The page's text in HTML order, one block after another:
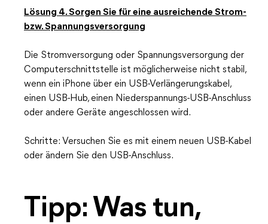
Lösung 4. Sorgen Sie für eine ausreichende Strom-
bzw. Spannungsversorgung
Die Stromversorgung oder Spannungsversorgung der
Computerschnittstelle ist möglicherweise nicht stabil,
wenn ein iPhone über ein USB-Verlängerungskabel,
einen USB-Hub, einen Niederspannungs-USB-Anschluss
oder andere Geräte angeschlossen wird.
Schritte: Versuchen Sie es mit einem neuen USB-Kabel
oder ändern Sie den USB-Anschluss.
Tipp: Was tun,